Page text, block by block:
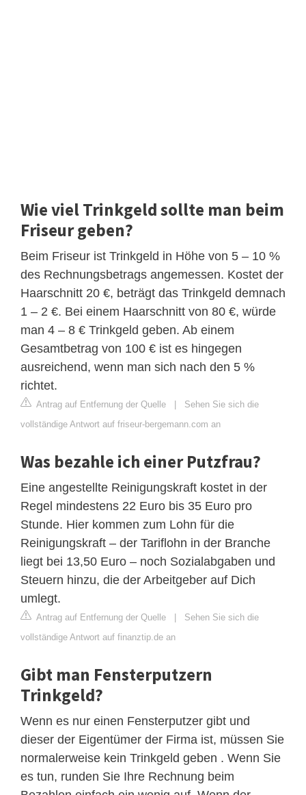
Wie viel Trinkgeld sollte man beim
Friseur geben?
Beim Friseur ist Trinkgeld in Höhe von 5 – 10 %
des Rechnungsbetrags angemessen. Kostet der
Haarschnitt 20 €, beträgt das Trinkgeld demnach
1 – 2 €. Bei einem Haarschnitt von 80 €, würde
man 4 – 8 € Trinkgeld geben. Ab einem
Gesamtbetrag von 100 € ist es hingegen
ausreichend, wenn man sich nach den 5 %
richtet.
Antrag auf Entfernung der Quelle | Sehen Sie sich die
vollständige Antwort auf friseur-bergemann.com an
Was bezahle ich einer Putzfrau?
Eine angestellte Reinigungskraft kostet in der
Regel mindestens 22 Euro bis 35 Euro pro
Stunde. Hier kommen zum Lohn für die
Reinigungskraft – der Tariflohn in der Branche
liegt bei 13,50 Euro – noch Sozialabgaben und
Steuern hinzu, die der Arbeitgeber auf Dich
umlegt.
Antrag auf Entfernung der Quelle | Sehen Sie sich die
vollständige Antwort auf finanztip.de an
Gibt man Fensterputzern
Trinkgeld?
Wenn es nur einen Fensterputzer gibt und
dieser der Eigentümer der Firma ist, müssen Sie
normalerweise kein Trinkgeld geben . Wenn Sie
es tun, runden Sie Ihre Rechnung beim